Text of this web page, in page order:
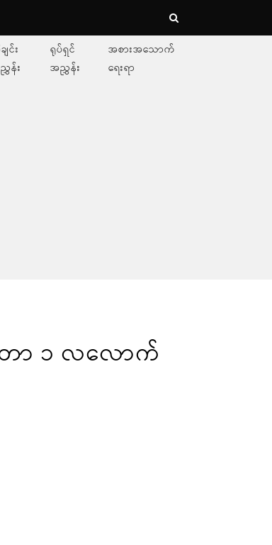
င်း
န်း
ရုပ်ရှင်
အညွှန်း
အစားအသောက်
ရေးရာ
တာ ၁ လလောက်